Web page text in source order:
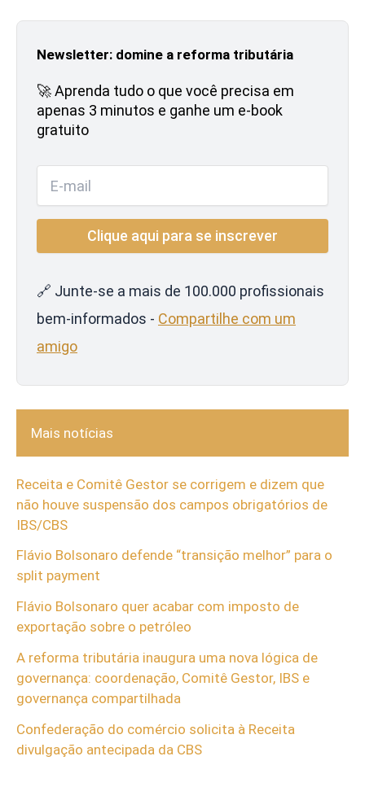
Newsletter: domine a reforma tributária
🚀 Aprenda tudo o que você precisa em
apenas 3 minutos e ganhe um e-book
gratuito
🔗 Junte-se a mais de 100.000 profissionais
bem-informados - Compartilhe com um
amigo
Mais notícias
Receita e Comitê Gestor se corrigem e dizem que
não houve suspensão dos campos obrigatórios de
IBS/CBS
Flávio Bolsonaro defende “transição melhor” para o
split payment
Flávio Bolsonaro quer acabar com imposto de
exportação sobre o petróleo
A reforma tributária inaugura uma nova lógica de
governança: coordenação, Comitê Gestor, IBS e
governança compartilhada
Confederação do comércio solicita à Receita
divulgação antecipada da CBS